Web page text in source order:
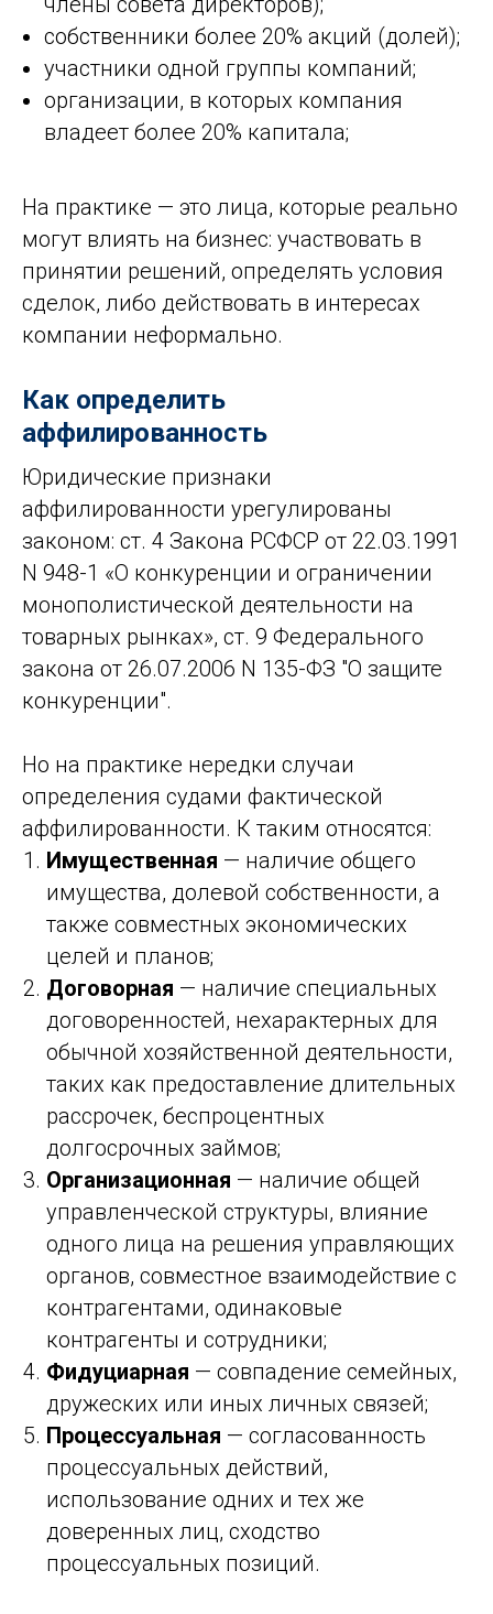
собственники более 20% акций (долей);
участники одной группы компаний;
организации, в которых компания
владеет более 20% капитала;
На практике — это лица, которые реально
могут влиять на бизнес: участвовать в
принятии решений, определять условия
сделок, либо действовать в интересах
компании неформально.
Как определить
аффилированность
Юридические признаки
аффилированности урегулированы
законом: ст. 4 Закона РСФСР от 22.03.1991
N 948-1 «О конкуренции и ограничении
монополистической деятельности на
товарных рынках», ст. 9 Федерального
закона от 26.07.2006 N 135-ФЗ "О защите
конкуренции".
Но на практике нередки случаи
определения судами фактической
аффилированности. К таким относятся:
Имущественная — наличие общего
имущества, долевой собственности, а
также совместных экономических
целей и планов;
Договорная — наличие специальных
договоренностей, нехарактерных для
обычной хозяйственной деятельности,
таких как предоставление длительных
рассрочек, беспроцентных
долгосрочных займов;
Организационная — наличие общей
управленческой структуры, влияние
одного лица на решения управляющих
органов, совместное взаимодействие с
контрагентами, одинаковые
контрагенты и сотрудники;
Фидуциарная — совпадение семейных,
дружеских или иных личных связей;
Процессуальная — согласованность
процессуальных действий,
использование одних и тех же
доверенных лиц, сходство
процессуальных позиций.